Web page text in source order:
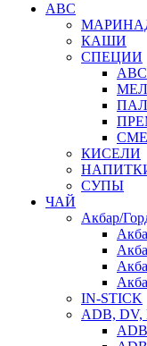
АВС
КАШИ
СПЕЦИИ
АВС
КИСЕЛИ
СУПЫ
ЧАЙ
Акбар/
IN-STICK
ADB, DV,